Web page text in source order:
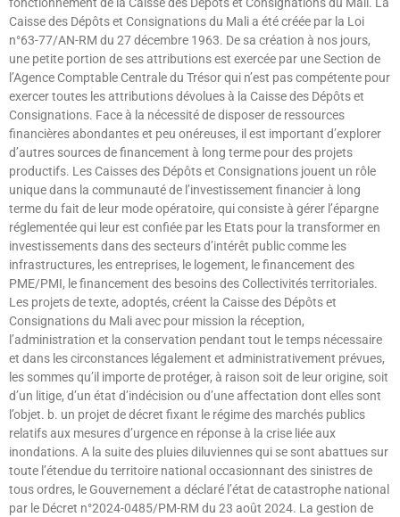
fonctionnement de la Caisse des Dépôts et Consignations du Mali. La
Caisse des Dépôts et Consignations du Mali a été créée par la Loi
n°63-77/AN-RM du 27 décembre 1963. De sa création à nos jours,
une petite portion de ses attributions est exercée par une Section de
l’Agence Comptable Centrale du Trésor qui n’est pas compétente pour
exercer toutes les attributions dévolues à la Caisse des Dépôts et
Consignations. Face à la nécessité de disposer de ressources
financières abondantes et peu onéreuses, il est important d’explorer
d’autres sources de financement à long terme pour des projets
productifs. Les Caisses des Dépôts et Consignations jouent un rôle
unique dans la communauté de l’investissement financier à long
terme du fait de leur mode opératoire, qui consiste à gérer l’épargne
réglementée qui leur est confiée par les Etats pour la transformer en
investissements dans des secteurs d’intérêt public comme les
infrastructures, les entreprises, le logement, le financement des
PME/PMI, le financement des besoins des Collectivités territoriales.
Les projets de texte, adoptés, créent la Caisse des Dépôts et
Consignations du Mali avec pour mission la réception,
l’administration et la conservation pendant tout le temps nécessaire
et dans les circonstances légalement et administrativement prévues,
les sommes qu’il importe de protéger, à raison soit de leur origine, soit
d’un litige, d’un état d’indécision ou d’une affectation dont elles sont
l’objet. b. un projet de décret fixant le régime des marchés publics
relatifs aux mesures d’urgence en réponse à la crise liée aux
inondations. A la suite des pluies diluviennes qui se sont abattues sur
toute l’étendue du territoire national occasionnant des sinistres de
tous ordres, le Gouvernement a déclaré l’état de catastrophe national
par le Décret n°2024-0485/PM-RM du 23 août 2024. La gestion de